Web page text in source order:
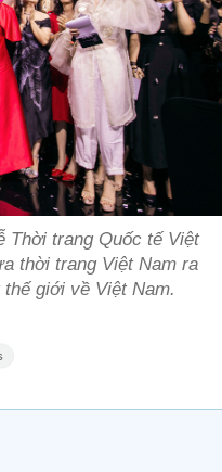
Thời trang Quốc tế Việt
thời trang Việt Nam ra
giới về Việt Nam.